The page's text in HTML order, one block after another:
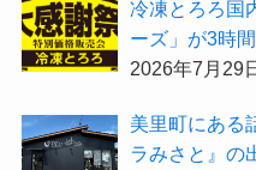
冷凍とろろ国
ーズ」が3時
『夏の大感謝
2026年7月29
美里町にある
ラみさと』の